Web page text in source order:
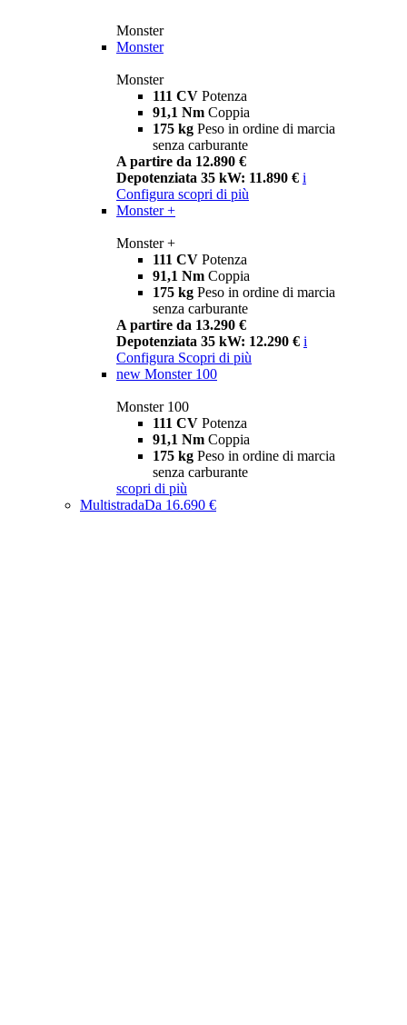
Monster
Monster
Monster
111 CV Potenza
91,1 Nm Coppia
175 kg Peso in ordine di marcia
senza carburante
A partire da 12.890 €
Depotenziata 35 kW: 11.890 € i
Configura scopri di più
Monster +
Monster +
111 CV Potenza
91,1 Nm Coppia
175 kg Peso in ordine di marcia
senza carburante
A partire da 13.290 €
Depotenziata 35 kW: 12.290 € i
Configura Scopri di più
new Monster 100
Monster 100
111 CV Potenza
91,1 Nm Coppia
175 kg Peso in ordine di marcia
senza carburante
scopri di più
MultistradaDa 16.690 €